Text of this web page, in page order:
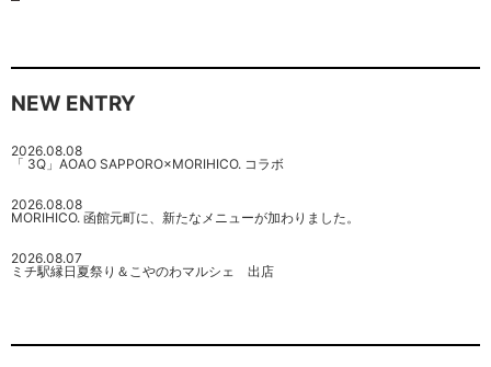
NEW ENTRY
2026.08.08
「 3Q」AOAO SAPPORO×MORIHICO. コラボ
2026.08.08
MORIHICO. 函館元町に、新たなメニューが加わりました。
2026.08.07
ミチ駅縁日夏祭り＆こやのわマルシェ 出店